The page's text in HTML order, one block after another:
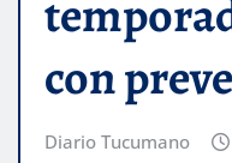
con
Diario Tucumano